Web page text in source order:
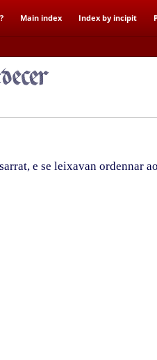
Main index Index by incipit
e se leixavan ordennar